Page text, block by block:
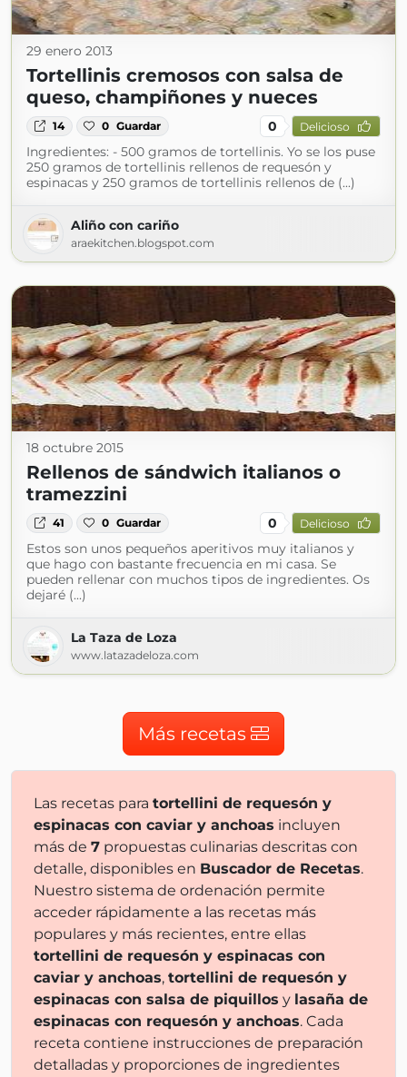
29 enero 2013
Tortellinis cremosos con salsa de
queso, champiñones y nueces
14 0 Guardar 0 Delicioso
Ingredientes: - 500 gramos de tortellinis. Yo se los puse
250 gramos de tortellinis rellenos de requesón y
espinacas y 250 gramos de tortellinis rellenos de (...)
Aliño con cariño
araekitchen.blogspot.com
18 octubre 2015
Rellenos de sándwich italianos o
tramezzini
41 0 Guardar 0 Delicioso
Estos son unos pequeños aperitivos muy italianos y
que hago con bastante frecuencia en mi casa. Se
pueden rellenar con muchos tipos de ingredientes. Os
dejaré (...)
La Taza de Loza
www.latazadeloza.com
Más recetas
Las recetas para tortellini de requesón y
espinacas con caviar y anchoas incluyen
más de 7 propuestas culinarias descritas con
detalle, disponibles en Buscador de Recetas.
Nuestro sistema de ordenación permite
acceder rápidamente a las recetas más
populares y más recientes, entre ellas
tortellini de requesón y espinacas con
caviar y anchoas, tortellini de requesón y
espinacas con salsa de piquillos y lasaña de
espinacas con requesón y anchoas. Cada
receta contiene instrucciones de preparación
detalladas y proporciones de ingredientes